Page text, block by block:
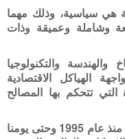
هي سياسية، وذلك مهما
وشاملة وعميقة وذات
والتكنولوجيا
الهياكل الاقتصادية
التي تتحكم بها المصالح
لذا، فإن تكرار مؤتمرات المناخ العالمية، منذ عام 1995 وحتى يومنا